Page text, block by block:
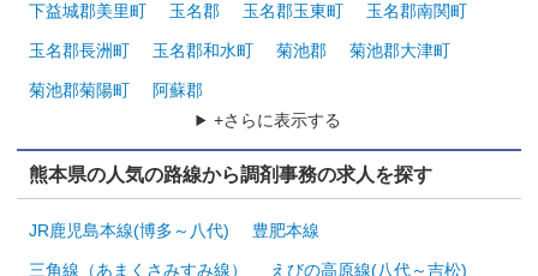
下益城郡美里町 玉名郡 玉名郡玉東町 玉名郡南関町
玉名郡長洲町 玉名郡和水町 菊池郡 菊池郡大津町
菊池郡菊陽町
阿蘇郡
+さらに表示する
熊本県の人気の路線から調剤事務の求人を探す
JR鹿児島本線(博多～八代) 豊肥本線
三角線（あまくさみすみ線） えびの高原線(八代～吉松)